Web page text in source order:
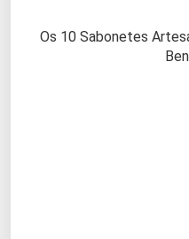
Os 10 Sabonetes